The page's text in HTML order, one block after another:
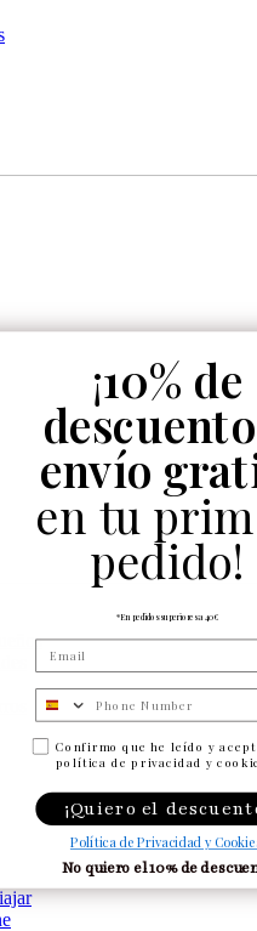
¡10% de
envío
en tu
pedido!
*En pedidos superiores a 40€
Confirmo que he leído y
política de privacidad y
¡Quiero el
Política de Privacidad y
No quiero el 10% de